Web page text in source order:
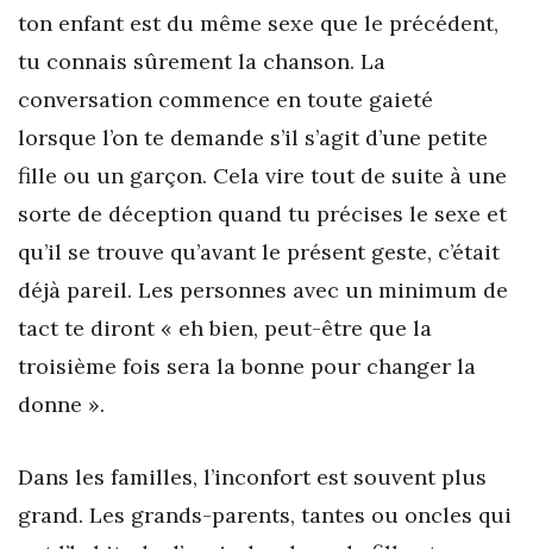
ton enfant est du même sexe que le précédent,
tu connais sûrement la chanson. La
conversation commence en toute gaieté
lorsque l’on te demande s’il s’agit d’une petite
fille ou un garçon. Cela vire tout de suite à une
sorte de déception quand tu précises le sexe et
qu’il se trouve qu’avant le présent geste, c’était
déjà pareil. Les personnes avec un minimum de
tact te diront « eh bien, peut-être que la
troisième fois sera la bonne pour changer la
donne ».
Dans les familles, l’inconfort est souvent plus
grand. Les grands-parents, tantes ou oncles qui